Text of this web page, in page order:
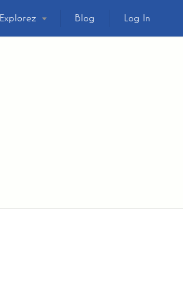
Explorez Blog Log In